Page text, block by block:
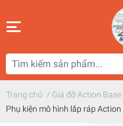
Trang chủ / Giá đỡ Action Base
Phụ kiện mô hình lắp ráp